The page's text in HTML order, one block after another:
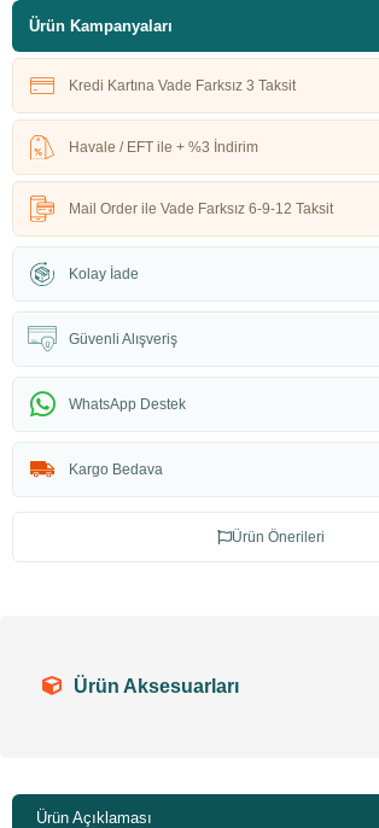
Ürün Kampanyaları
Kredi Kartına Vade Farksız 3 Taksit
Havale / EFT ile + %3 İndirim
Mail Order ile Vade Farksız 6-9-12 Taksit
Kolay İade
Güvenli Alışveriş
WhatsApp Destek
Kargo Bedava
Ürün Önerileri
Ürün Aksesuarları
Ürün Açıklaması